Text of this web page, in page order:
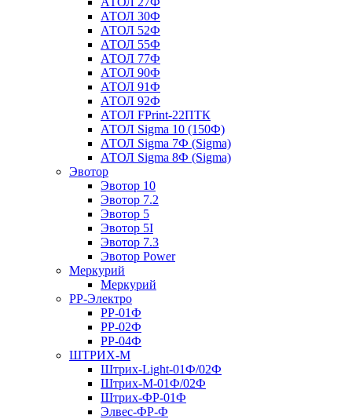
АТОЛ 30Ф
АТОЛ 52Ф
АТОЛ 55Ф
АТОЛ 77Ф
АТОЛ 90Ф
АТОЛ 91Ф
АТОЛ 92Ф
АТОЛ FPrint-22ПТК
АТОЛ Sigma 10 (150Ф)
АТОЛ Sigma 7Ф (Sigma)
АТОЛ Sigma 8Ф (Sigma)
Эвотор
Эвотор 10
Эвотор 7.2
Эвотор 5
Эвотор 5I
Эвотор 7.3
Эвотор Power
Меркурий
Меркурий
РР-Электро
РР-01Ф
РР-02Ф
РР-04Ф
ШТРИХ-М
Штрих-Light-01Ф/02Ф
Штрих-М-01Ф/02Ф
Штрих-ФР-01Ф
Элвес-ФР-Ф